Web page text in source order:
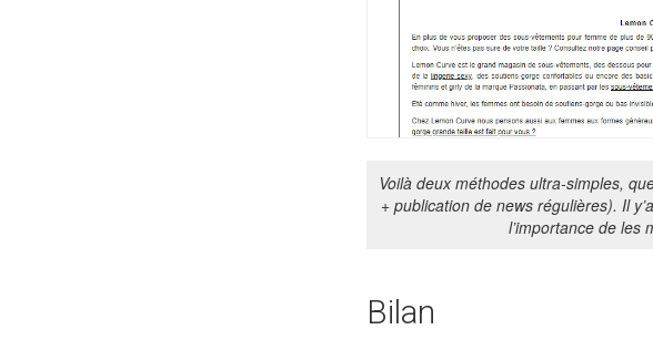
Voilà deux méthodes ultra-simples,
+ publication de news régulières). Il
l’importance de les
Bilan